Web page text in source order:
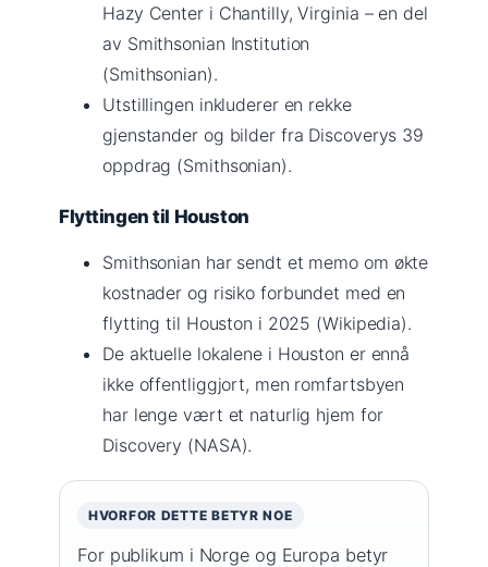
Hazy Center i Chantilly, Virginia – en del
av Smithsonian Institution
(Smithsonian).
Utstillingen inkluderer en rekke
gjenstander og bilder fra Discoverys 39
oppdrag (Smithsonian).
Flyttingen til Houston
Smithsonian har sendt et memo om økte
kostnader og risiko forbundet med en
flytting til Houston i 2025 (Wikipedia).
De aktuelle lokalene i Houston er ennå
ikke offentliggjort, men romfartsbyen
har lenge vært et naturlig hjem for
Discovery (NASA).
HVORFOR DETTE BETYR NOE
For publikum i Norge og Europa betyr